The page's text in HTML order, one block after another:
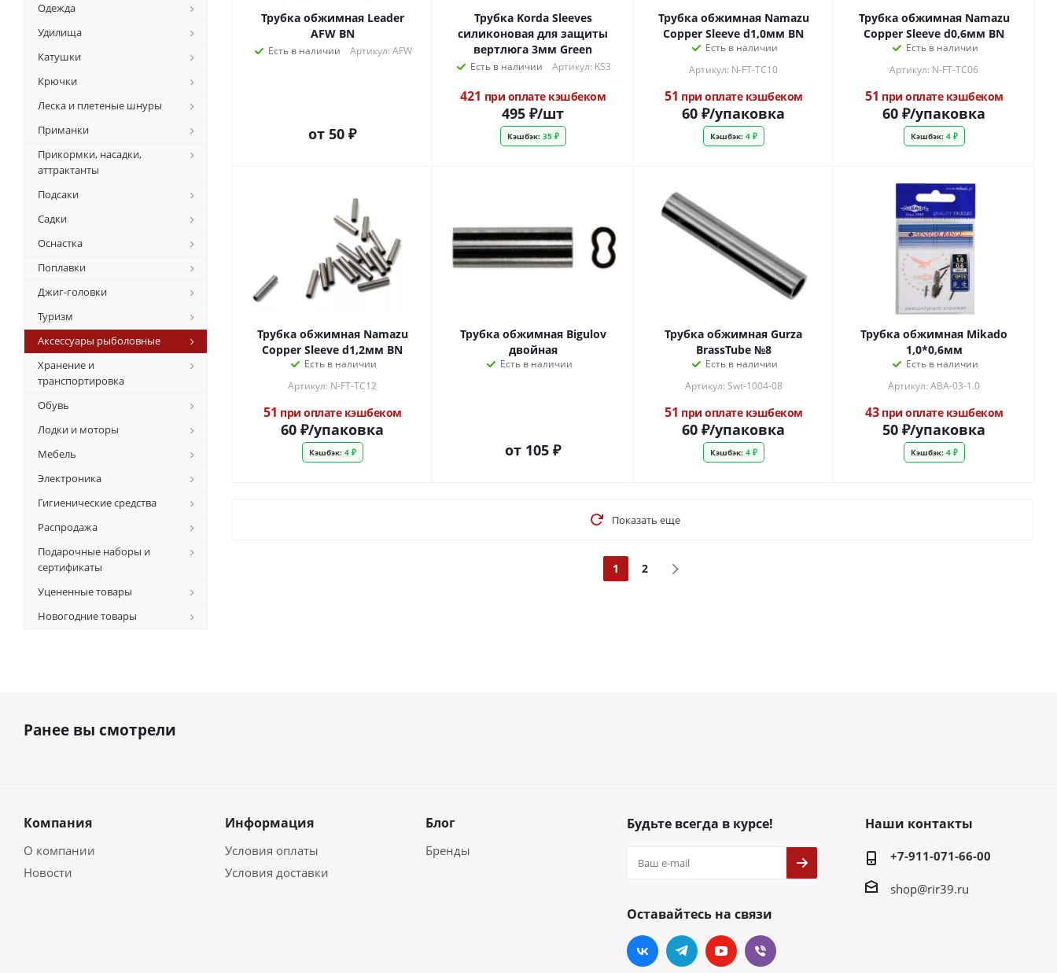
Трубка обжимная Leader
AFW BN
Есть в наличии Артикул: AFW
от 50 ₽
Трубка Korda Sleeves
силиконовая для защиты
вертлюга 3мм Green
Есть в наличии Артикул: KS3
421 при оплате кэшбеком
495 ₽/шт
Кэшбэк:35 ₽
Трубка обжимная Namazu
Copper Sleeve d1,0мм BN
Есть в наличии
Артикул: N-FT-TC10
51 при оплате кэшбеком
60 ₽/упаковка
Кэшбэк:4 ₽
Трубка обжимная Namazu
Copper Sleeve d0,6мм BN
Есть в наличии
Артикул: N-FT-TC06
51 при оплате кэшбеком
60 ₽/упаковка
Кэшбэк:4 ₽
Трубка обжимная Namazu
Copper Sleeve d1,2мм BN
Есть в наличии
Артикул: N-FT-TC12
51 при оплате кэшбеком
60 ₽/упаковка
Кэшбэк:4 ₽
Трубка обжимная Bigulov
двойная
Есть в наличии
от 105 ₽
Трубка обжимная Gurza
BrassTube №8
Есть в наличии
Артикул: Swt-1004-08
51 при оплате кэшбеком
60 ₽/упаковка
Кэшбэк:4 ₽
Трубка обжимная Mikado
1,0*0,6мм
Есть в наличии
Артикул: ABA-03-1.0
43при оплате кэшбеком
50 ₽/упаковка
Кэшбэк:4 ₽
Показать еще
1 2
Одежда
Удилища
Катушки
Крючки
Леска и плетеные шнуры
Приманки
Прикормки, насадки,
аттрактанты
Подсаки
Садки
Оснастка
Поплавки
Джиг-головки
Туризм
Аксессуары рыболовные
Хранение и
транспортировка
Обувь
Лодки и моторы
Мебель
Электроника
Гигиенические средства
Распродажа
Подарочные наборы и
сертификаты
Уцененные товары
Новогодние товары
Ранее вы смотрели
Компания
О компании
Новости
Информация
Условия оплаты
Условия доставки
Блог
Бренды
Будьте всегда в курсе!
Оставайтесь на связи
Наши контакты
+7-911-071-66-00
shop@rir39.ru